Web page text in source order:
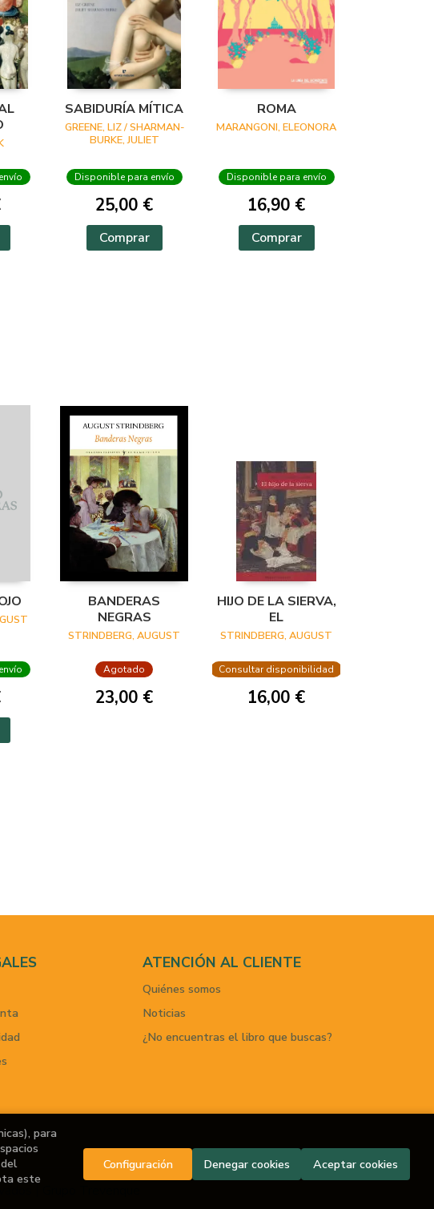
SABIDURÍA MÍTICA
GREENE, LIZ / SHARMAN-
BURKE, JULIET
Disponible para envío
25,00 €
Comprar
ROMA
MARANGONI, ELEONORA
Disponible para envío
16,90 €
Comprar
BANDERAS
NEGRAS
STRINDBERG, AUGUST
Agotado
23,00 €
HIJO DE LA SIERVA,
EL
STRINDBERG, AUGUST
Consultar disponibilidad
16,00 €
ATENCIÓN AL CLIENTE
Quiénes somos
Noticias
¿No encuentras el libro que buscas?
|
para
este
Configuración Denegar cookies Aceptar cookies